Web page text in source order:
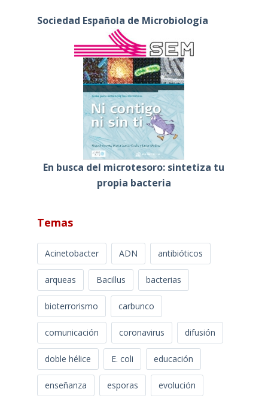
Sociedad Española de Microbiología
En busca del microtesoro: sintetiza tu
propia bacteria
Temas
Acinetobacter ADN antibióticos
arqueas Bacillus bacterias
bioterrorismo carbunco
comunicación coronavirus difusión
doble hélice E. coli educación
enseñanza esporas evolución